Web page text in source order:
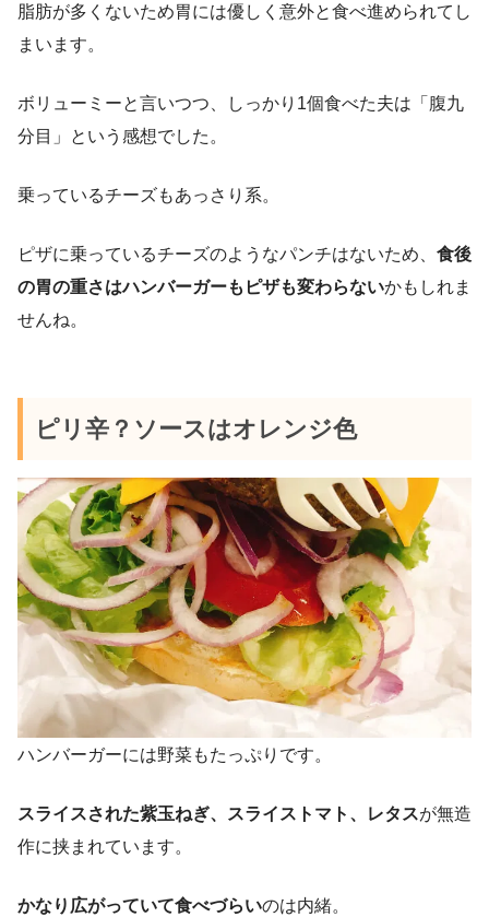
脂肪が多くないため胃には優しく意外と食べ進められてし
まいます。
ボリューミーと言いつつ、しっかり1個食べた夫は「腹九
分目」という感想でした。
乗っているチーズもあっさり系。
ピザに乗っているチーズのようなパンチはないため、 食後
の胃の重さはハンバーガーもピザも変わらないかもしれま
せんね。
ピリ辛？ソースはオレンジ色
ハンバーガーには野菜もたっぷりです。
スライスされた紫玉ねぎ、スライストマト、レタスが無造
作に挟まれています。
かなり広がっていて食べづらいのは内緒。